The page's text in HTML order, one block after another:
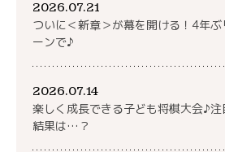
2026.07.21
ついに＜新章＞が幕を開ける！4年
ーンで♪
2026.07.14
楽しく成長できる子ども将棋大会♪注
結果は…？